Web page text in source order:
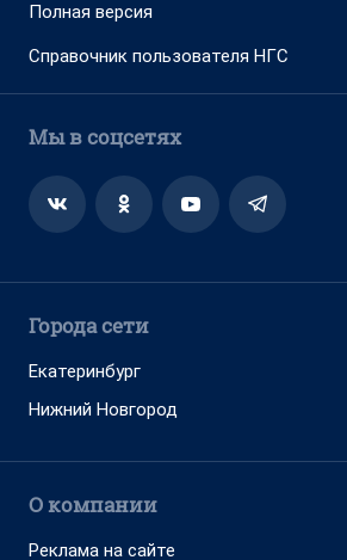
Полная версия
Справочник пользователя НГС
Мы в соцсетях
Города сети
Екатеринбург
Нижний Новгород
О компании
Реклама на сайте